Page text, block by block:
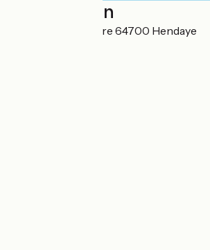
Localisation
23 rue de la Glacière 64700 Hendaye